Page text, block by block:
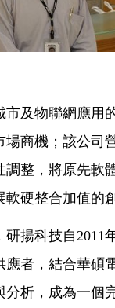
市及物聯網應
商機；該公司
整，將原先軟
硬整合加值的
揚科技自
者，結合華碩
析，成為一個